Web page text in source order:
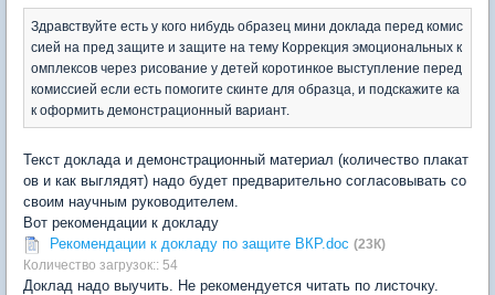
Здравствуйте есть у кого нибудь образец мини доклада перед комис
сией на пред защите и защите на тему Коррекция эмоциональных к
омплексов через рисование у детей коротинкое выступление перед
комиссией если есть помогите скинте для образца, и подскажите ка
к оформить демонстрационный вариант.
Текст доклада и демонстрационный материал (количество плакат
ов и как выглядят) надо будет предварительно согласовывать со
своим научным руководителем.
Вот рекомендации к докладу
Рекомендации к докладу по защите ВКР.doc (23К)
Количество загрузок:: 54
Доклад надо выучить. Не рекомендуется читать по листочку.